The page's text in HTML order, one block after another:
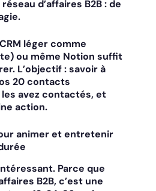
d’affaires B2B : de
léger comme
ou même Notion suffit
L’objectif : savoir à
20 contacts
avez contactés, et
action.
animer et entretenir
Parce que
B2B, c’est une